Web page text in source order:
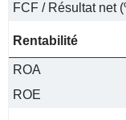
FCF / Résultat net
Rentabilité
ROA
ROE